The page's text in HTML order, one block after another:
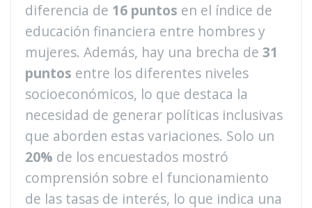
diferencia de 16 puntos en el índice de
educación financiera entre hombres y
mujeres. Además, hay una brecha de 31
puntos entre los diferentes niveles
socioeconómicos, lo que destaca la
necesidad de generar políticas inclusivas
que aborden estas variaciones. Solo un
20% de los encuestados mostró
comprensión sobre el funcionamiento
de las tasas de interés, lo que indica una